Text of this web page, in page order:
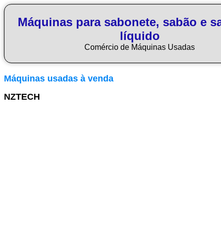
Máquinas para sabonete, sabão e
líquido
Comércio de Máquinas Usadas
Máquinas usadas à venda
NZTECH